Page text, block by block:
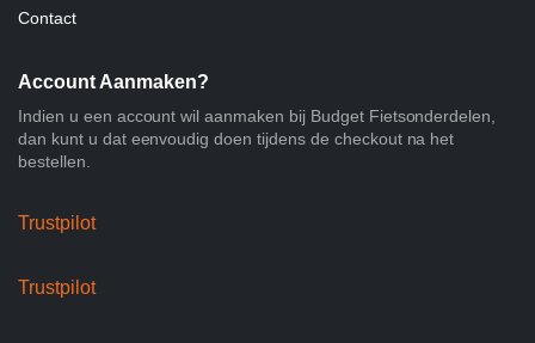
Contact
Account Aanmaken?
Indien u een account wil aanmaken bij Budget Fietsonderdelen,
dan kunt u dat eenvoudig doen tijdens de checkout na het
bestellen.
Trustpilot
Trustpilot